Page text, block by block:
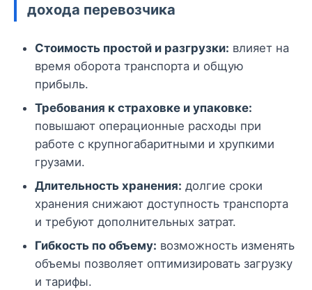
дохода перевозчика
Стоимость простой и разгрузки: влияет на
время оборота транспорта и общую
прибыль.
Требования к страховке и упаковке:
повышают операционные расходы при
работе с крупногабаритными и хрупкими
грузами.
Длительность хранения: долгие сроки
хранения снижают доступность транспорта
и требуют дополнительных затрат.
Гибкость по объему: возможность изменять
объемы позволяет оптимизировать загрузку
и тарифы.